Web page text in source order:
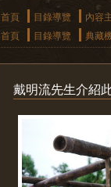
首頁 目錄導覽 內容
首頁
目錄導覽 典藏
戴明流先生介紹